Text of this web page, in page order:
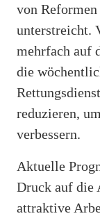
von
unterstreicht.
mehrfach auf
die
reduzieren,
verbessern.
Aktuelle
Druck auf die
attraktive